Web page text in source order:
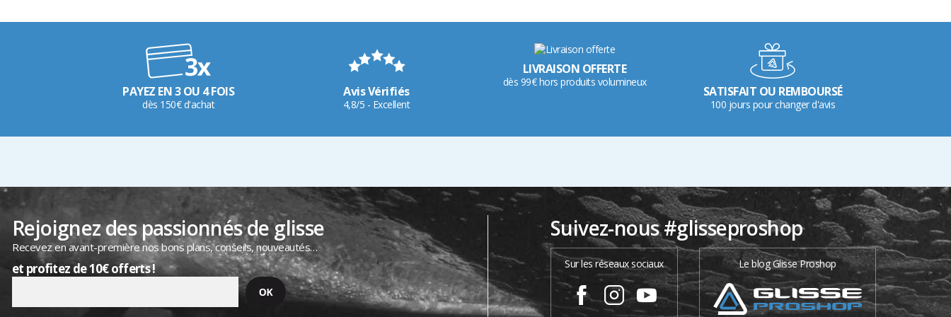
PAYEZ EN 3 OU 4 FOIS
dès 150€ d'achat
Avis Vérifiés
4,8/5 - Excellent
LIVRAISON OFFERTE
dès 99€ hors produits volumineux
SATISFAIT OU REMBOURSÉ
100 jours pour changer d'avis
Rejoignez des passionnés de glisse
Recevez en avant-première nos bons plans, conseils, nouveautés…
et profitez de 10€ offerts !
Suivez-nous #glisseproshop
Sur les réseaux sociaux Le blog Glisse Proshop